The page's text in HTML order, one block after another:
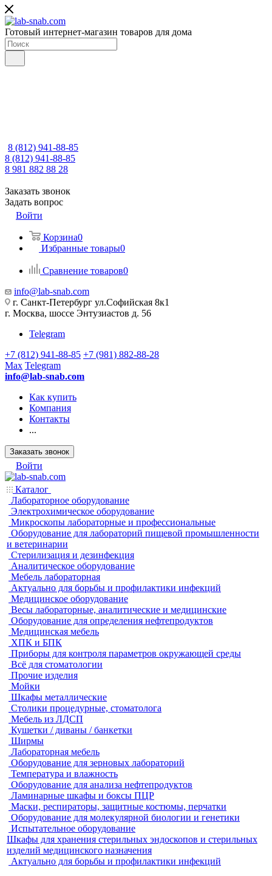
Готовый интернет-магазин товаров для дома
8 (812) 941-88-85
8 (812) 941-88-85
8 981 882 88 28
Заказать звонок
Задать вопрос
Войти
Корзина0
Избранные товары0
Сравнение товаров0
info@lab-snab.com
г. Санкт-Петербург ул.Софийская 8к1
г. Москва, шоссе Энтузиастов д. 56
Telegram
+7 (812) 941-88-85 +7 (981) 882-88-28
Max Telegram
info@lab-snab.com
Как купить
Компания
Контакты
...
Заказать звонок
Войти
Каталог
Лабораторное оборудование
Электрохимическое оборудование
Микроскопы лабораторные и профессиональные
Оборудование для лабораторий пищевой промышленности
и ветеринарии
Стерилизация и дезинфекция
Аналитическое оборудование
Мебель лабораторная
Актуально для борьбы и профилактики инфекций
Медицинское оборудование
Весы лабораторные, аналитические и медицинские
Оборудование для определения нефтепродуктов
Медицинская мебель
ХПК и БПК
Приборы для контроля параметров окружающей среды
Всё для стоматологии
Прочие изделия
Мойки
Шкафы металлические
Столики процедурные, стоматолога
Мебель из ЛДСП
Кушетки / диваны / банкетки
Ширмы
Лабораторная мебель
Оборудование для зерновых лабораторий
Температура и влажность
Оборудование для анализа нефтепродуктов
Ламинарные шкафы и боксы ПЦР
Маски, респираторы, защитные костюмы, перчатки
Оборудование для молекулярной биологии и генетики
Испытательное оборудование
Шкафы для хранения стерильных эндоскопов и стерильных
изделий медицинского назначения
Актуально для борьбы и профилактики инфекций